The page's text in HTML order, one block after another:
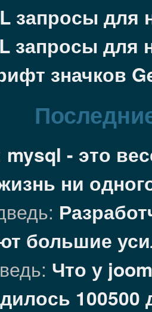
запросы
запросы
значков
mysql - это
ни
большие
Что у